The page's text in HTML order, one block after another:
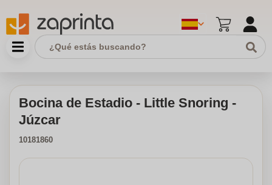
Bocina de Estadio - Little Snoring -
Júzcar
10181860